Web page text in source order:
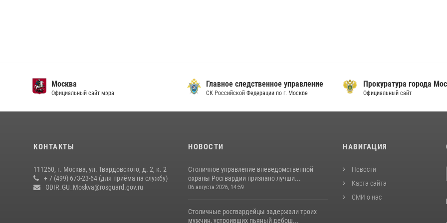
Москва
Официальный сайт мэра
Главное следственное управление
СК Российской Федерации по г. Москве
Прокуратура города
Официальный сайт
КОНТАКТЫ
111250, г. Москва, ул. Твардовского, д. 2, к. 2
+ 7 (499) 673-23-64 (для приёма на службу)
ODIR_GU_Moskva@rosguard.gov.ru
НОВОСТИ
Столичное управление вневедомственной
охраны Росгвардии признано лучши...
06 августа 2026, 14:59
Столичные росгвардейцы задержали троих
мужчин, устроивших пьяный дебош...
НАВИГАЦИЯ
Новости
Карта сайта
СМИ о нас